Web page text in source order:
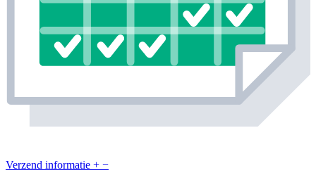
Verzend informatie + −